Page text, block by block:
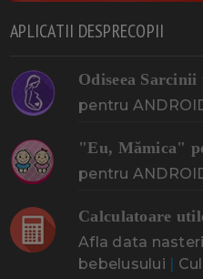
APLICATII DESPRECOPII
Odiseea
pentru
"Eu, Mămica"
pentru
Calculatoare
Afla data
bebelusului |